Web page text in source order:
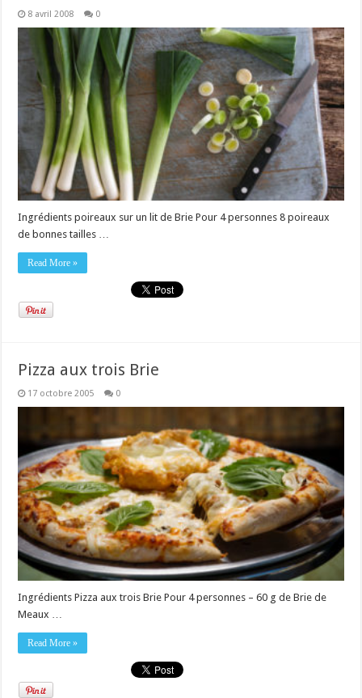
8 avril 2008 0
Ingrédients poireaux sur un lit de Brie Pour 4 personnes 8 poireaux
de bonnes tailles …
Read More »
Pizza aux trois Brie
17 octobre 2005 0
Ingrédients Pizza aux trois Brie Pour 4 personnes – 60 g de Brie de
Meaux …
Read More »